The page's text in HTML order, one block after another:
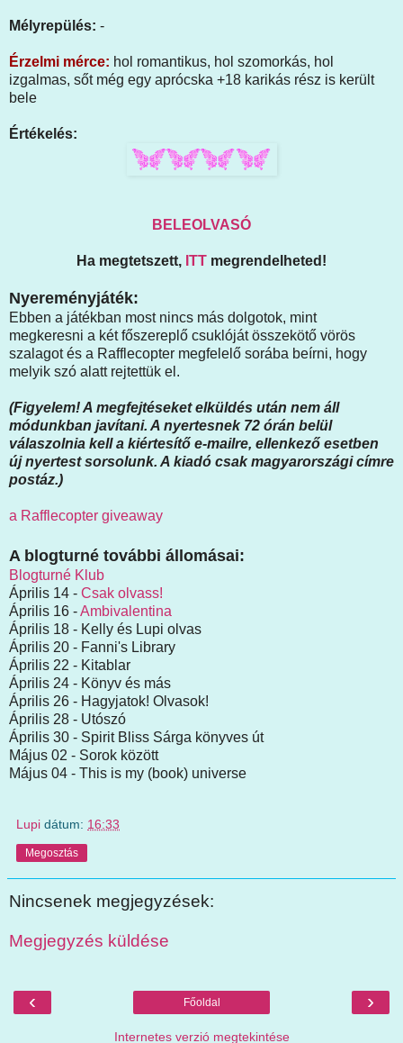
Mélyrepülés: -
Érzelmi mérce: hol romantikus, hol szomorkás, hol
izgalmas, sőt még egy aprócska +18 karikás rész is került
bele
Értékelés:
BELEOLVASÓ
Ha megtetszett, ITT megrendelheted!
Nyereményjáték:
Ebben a játékban most nincs más dolgotok, mint
megkeresni a két főszereplő csuklóját összekötő vörös
szalagot és a Rafflecopter megfelelő sorába beírni, hogy
melyik szó alatt rejtettük el.
(Figyelem! A megfejtéseket elküldés után nem áll
módunkban javítani. A nyertesnek 72 órán belül
válaszolnia kell a kiértesítő e-mailre, ellenkező esetben
új nyertest sorsolunk. A kiadó csak magyarországi címre
postáz.)
a Rafflecopter giveaway
A blogturné további állomásai:
Blogturné Klub
Április 14 - Csak olvass!
Április 16 -Ambivalentina
Április 18 - Kelly és Lupi olvas
Április 20 - Fanni's Library
Április 22 - Kitablar
Április 24 - Könyv és más
Április 26 - Hagyjatok! Olvasok!
Április 28 - Utószó
Április 30 - Spirit Bliss Sárga könyves út
Május 02 - Sorok között
Május 04 - This is my (book) universe
Lupi dátum: 16:33
Megosztás
Nincsenek megjegyzések:
Megjegyzés küldése
‹ ›
Főoldal
Internetes verzió megtekintése